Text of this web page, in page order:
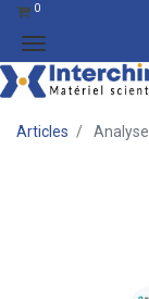
0
Articles